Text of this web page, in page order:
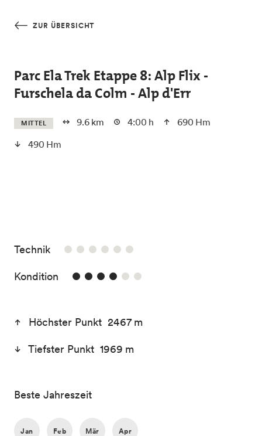
ZUR ÜBERSICHT
Parc Ela Trek Etappe 8: Alp Flix -
Furschela da Colm - Alp d'Err
MITTEL 9.6 km 4:00 h
690 Hm
490 Hm
Technik/6
Kondition 4/6
Höchster Punkt 2467 m
Tiefster Punkt 1969 m
Beste Jahreszeit
Jan Feb Mär Apr